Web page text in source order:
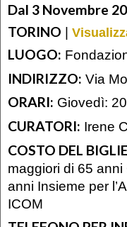
Dal 3 Novembre
TORINO |
LUOGO:
INDIRIZZO: Via
ORARI: Giovedì:
CURATORI: Irene
COSTO DEL
maggiori di 65
anni Insieme per
ICOM